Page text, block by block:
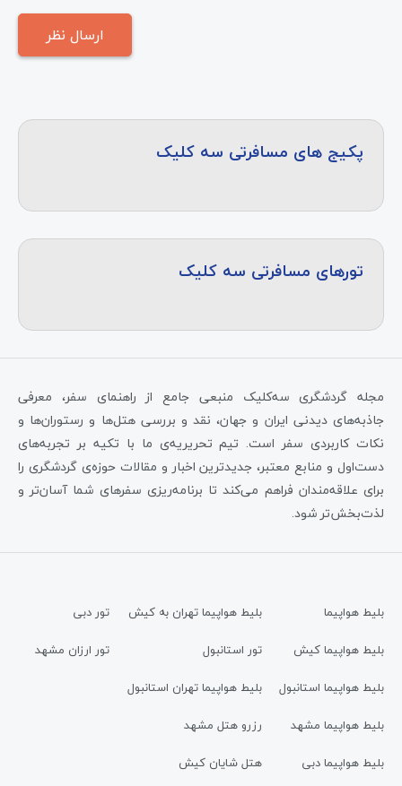
پکیج های مسافرتی سه کلیک
تورهای مسافرتی سه کلیک
مجله گردشگری سه‌کلیک منبعی جامع از راهنمای سفر، معرفی
جاذبه‌های دیدنی ایران و جهان، نقد و بررسی هتل‌ها و رستوران‌ها و
نکات کاربردی سفر است. تیم تحریریه‌ی ما با تکیه بر تجربه‌های
دست‌اول و منابع معتبر، جدیدترین اخبار و مقالات حوزه‌ی گردشگری را
برای علاقه‌مندان فراهم می‌کند تا برنامه‌ریزی سفرهای شما آسان‌تر و
لذت‌بخش‌تر شود.
بلیط هواپیما
بلیط هواپیما کیش
بلیط هواپیما استانبول
بلیط هواپیما مشهد
بلیط هواپیما دبی
بلیط هواپیما تهران به کیش
تور استانبول
بلیط هواپیما تهران استانبول
رزرو هتل مشهد
هتل شایان کیش
تور دبی
تور ارزان مشهد